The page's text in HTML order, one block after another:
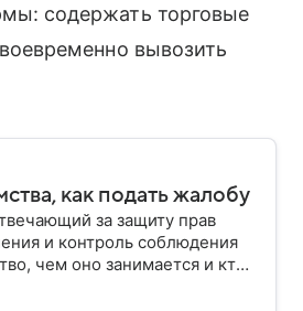
содержать торговые
вывозить
как подать жалобу
за защиту прав
и контроль соблюдения
чем оно занимается и кто